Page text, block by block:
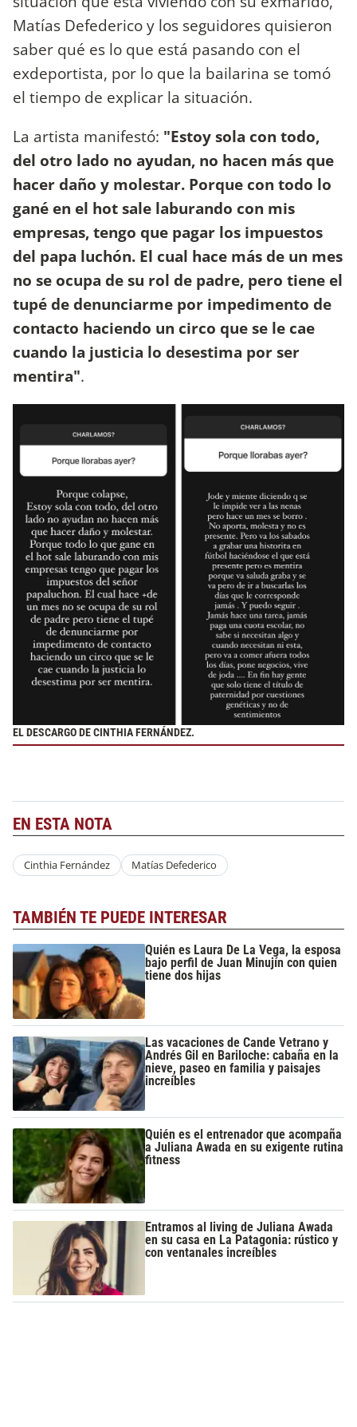
Matías Defederico y los seguidores quisieron
saber qué es lo que está pasando con el
exdeportista, por lo que la bailarina se tomó
el tiempo de explicar la situación.
La artista manifestó: "Estoy sola con todo,
del otro lado no ayudan, no hacen más que
hacer daño y molestar. Porque con todo lo
gané en el hot sale laburando con mis
empresas, tengo que pagar los impuestos
del papa luchón. El cual hace más de un mes
no se ocupa de su rol de padre, pero tiene el
tupé de denunciarme por impedimento de
contacto haciendo un circo que se le cae
cuando la justicia lo desestima por ser
mentira".
EL DESCARGO DE CINTHIA FERNÁNDEZ.
EN ESTA NOTA
Cinthia Fernández Matías Defederico
TAMBIÉN TE PUEDE INTERESAR
Quién es Laura De La Vega, la esposa
bajo perfil de Juan Minujín con quien
tiene dos hijas
Las vacaciones de Cande Vetrano y
Andrés Gil en Bariloche: cabaña en la
nieve, paseo en familia y paisajes
increíbles
Quién es el entrenador que acompaña
a Juliana Awada en su exigente rutina
fitness
Entramos al living de Juliana Awada
en su casa en La Patagonia: rústico y
con ventanales increíbles